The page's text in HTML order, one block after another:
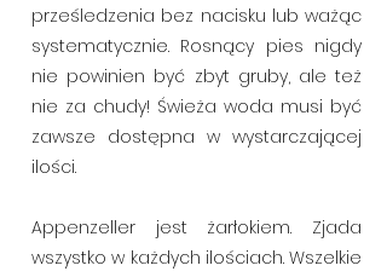
prześledzenia bez nacisku lub ważąc
systematycznie. Rosnący pies nigdy
nie powinien być zbyt gruby, ale też
nie za chudy! Świeża woda musi być
zawsze dostępna w wystarczającej
ilości.
Appenzeller jest żarłokiem. Zjada
wszystko w każdych ilościach. Wszelkie